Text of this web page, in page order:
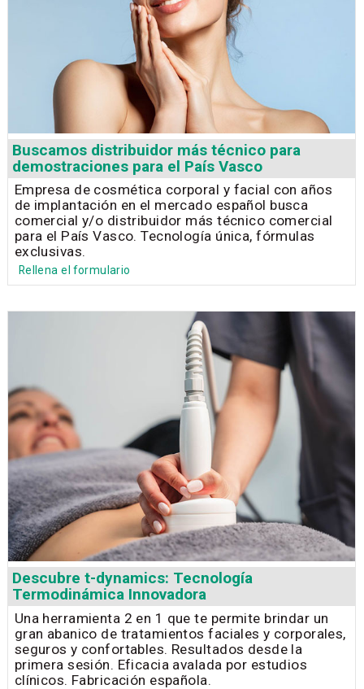
Buscamos distribuidor más técnico para
demostraciones para el País Vasco
Empresa de cosmética corporal y facial con años
de implantación en el mercado español busca
comercial y/o distribuidor más técnico comercial
para el País Vasco. Tecnología única, fórmulas
exclusivas.
Rellena el formulario
Descubre t-dynamics: Tecnología
Termodinámica Innovadora
Una herramienta 2 en 1 que te permite brindar un
gran abanico de tratamientos faciales y corporales,
seguros y confortables. Resultados desde la
primera sesión. Eficacia avalada por estudios
clínicos. Fabricación española.